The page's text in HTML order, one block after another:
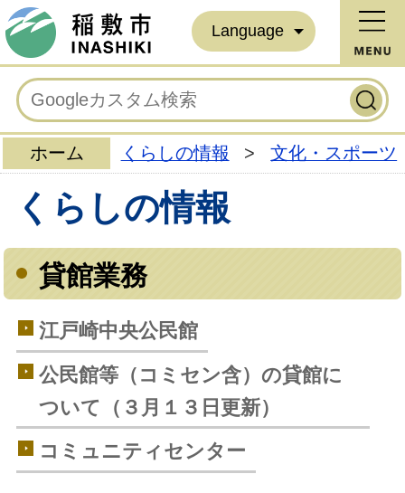
Language
ホーム くらしの情報 > 文化・スポーツ
くらしの情報
貸館業務
江戸崎中央公民館
公民館等（コミセン含）の貸館に
ついて（３月１３日更新）
コミュニティセンター